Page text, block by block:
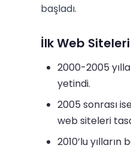
başladı.
İlk Web Siteleri
2000-2005
yetindi.
2005 sonrası
web siteleri
2010’lu yılların